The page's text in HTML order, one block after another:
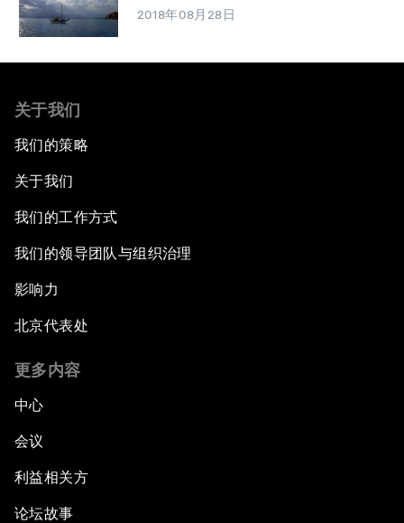
2018年08月28日
关于我们
我们的策略
关于我们
我们的工作方式
我们的领导团队与组织治理
影响力
北京代表处
更多内容
中心
会议
利益相关方
论坛故事